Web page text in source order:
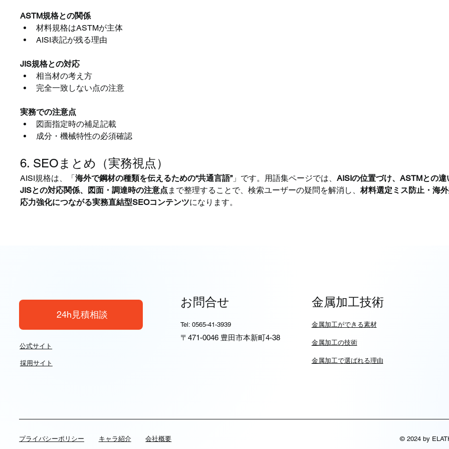
ASTM規格との関係
材料規格はASTMが主体
AISI表記が残る理由
JIS規格との対応
相当材の考え方
完全一致しない点の注意
実務での注意点
図面指定時の補足記載
成分・機械特性の必須確認
6. SEOまとめ（実務視点）
AISI規格は、「海外で鋼材の種類を伝えるための“共通言語”」です。用語集ページでは、AISIの位置づけ、ASTMとの違
JISとの対応関係、図面・調達時の注意点 まで整理することで、検索ユーザーの疑問を解消し、材料選定ミス防止・海
応力強化につながる実務直結型SEOコンテンツになります。
24h見積相談
公式サイト
採用サイト
お問合せ
Tel: 0565-41-3939
〒471-0046 豊田市本新町4-38
金属加工技術
​金属加工ができる素材
​金属加工の技術
金属加工で選ばれる理由
© 2024 by
​プライバシーポリシー キャラ紹介 会社概要